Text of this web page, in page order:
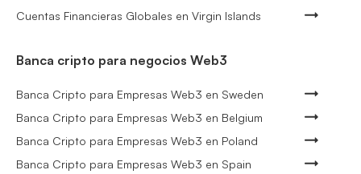
Cuentas Financieras Globales en Virgin Islands
Banca cripto para negocios Web3
Banca Cripto para Empresas Web3 en Sweden
Banca Cripto para Empresas Web3 en Belgium
Banca Cripto para Empresas Web3 en Poland
Banca Cripto para Empresas Web3 en Spain